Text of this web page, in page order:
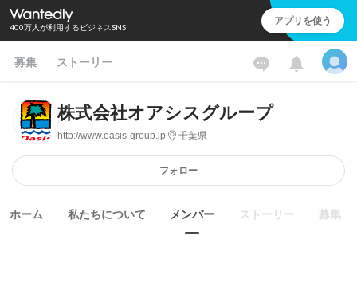
400万人が利用するビジネスSNS アプリを使う
募集 ストーリー
株式会社オアシスグループ
http://www.oasis-group.jp 千葉県
フォロー
ホーム 私たちについて メンバー ストーリー 募集